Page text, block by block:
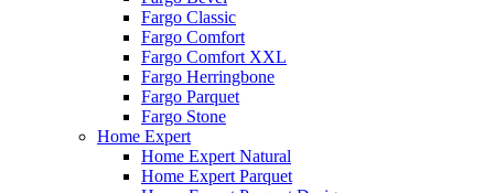
Fargo Classic
Fargo Comfort
Fargo Comfort XXL
Fargo Herringbone
Fargo Parquet
Fargo Stone
Home Expert
Home Expert Natural
Home Expert Parquet